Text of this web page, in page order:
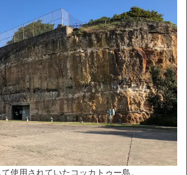
使用されていたコッカトゥー島。